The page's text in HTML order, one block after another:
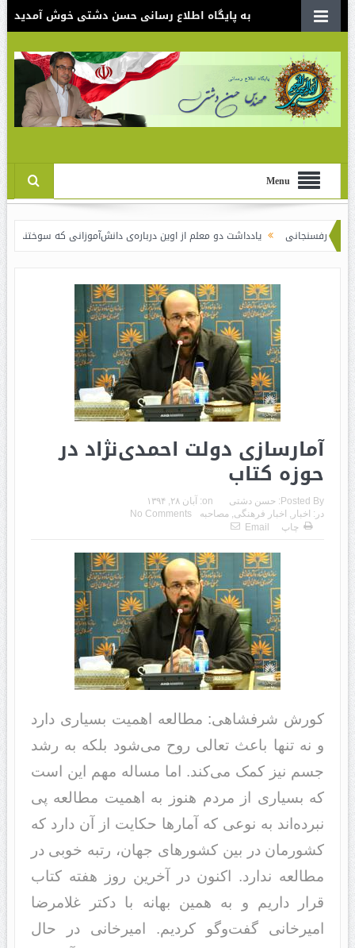
به پایگاه اطلاع رسانی حسن دشتی خوش آمدید
Menu
یادداشت دو معلم از اوین درباره‌ی دانش‌آموزانی که سوختند نقدی بر سند
آمارسازی دولت احمدی‌نژاد در
حوزه کتاب
Posted By: حسن دشتی on:
آبان ۲۸, ۱۳۹۴
در: اخبار , اخبار فرهنگی, مصاحبه
No Comments
چاپ
Email
کورش شرفشاهی: مطالعه اهمیت بسیاری دارد
و نه تنها باعث تعالی روح می‌شود بلکه به رشد
جسم نیز کمک می‌کند. اما مساله مهم این است
که بسیاری از مردم هنوز به اهمیت مطالعه پی
نبرده‌اند به نوعی که آمارها حکایت از آن دارد که
کشورمان در بین کشورهای جهان، رتبه خوبی در
مطالعه ندارد. اکنون در آخرین روز هفته کتاب
قرار داریم و به همین بهانه با دکتر غلامرضا
امیرخانی گفت‌وگو کردیم. امیرخانی در حال